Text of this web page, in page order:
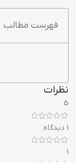
فهرست مطالب
نظرات
5
1 دیدگاه
1